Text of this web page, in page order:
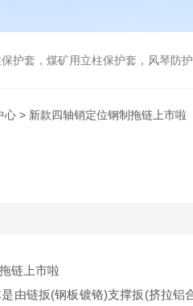
护套，煤矿用立柱保护套，风琴防
心 > 新款四轴销定位钢制拖链上市啦
链上市啦
由链扳(钢板镀铬)支撑扳(挤拉